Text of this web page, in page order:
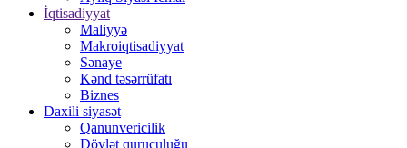
İqtisadiyyat
Maliyyə
Makroiqtisadiyyat
Sənaye
Kənd təsərrüfatı
Biznes
Daxili siyasət
Qanunvericilik
Dövlət quruculuğu